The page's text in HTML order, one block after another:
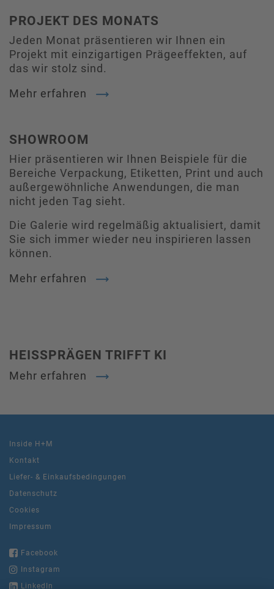
PROJEKT DES MONATS
Jeden Monat präsentieren wir Ihnen ein
Projekt mit einzigartigen Prägeeffekten, auf
das wir stolz sind.
Mehr erfahren
SHOWROOM
Hier präsentieren wir Ihnen Beispiele für die
Bereiche Verpackung, Etiketten, Print und auch
außergewöhnliche Anwendungen, die man
nicht jeden Tag sieht.
Die Galerie wird regelmäßig aktualisiert, damit
Sie sich immer wieder neu inspirieren lassen
können.
Mehr erfahren
HEISSPRÄGEN TRIFFT KI
Mehr erfahren
Inside H+M
Kontakt
Liefer- & Einkaufsbedingungen
Datenschutz
Cookies
Impressum
Facebook
Instagram
LinkedIn